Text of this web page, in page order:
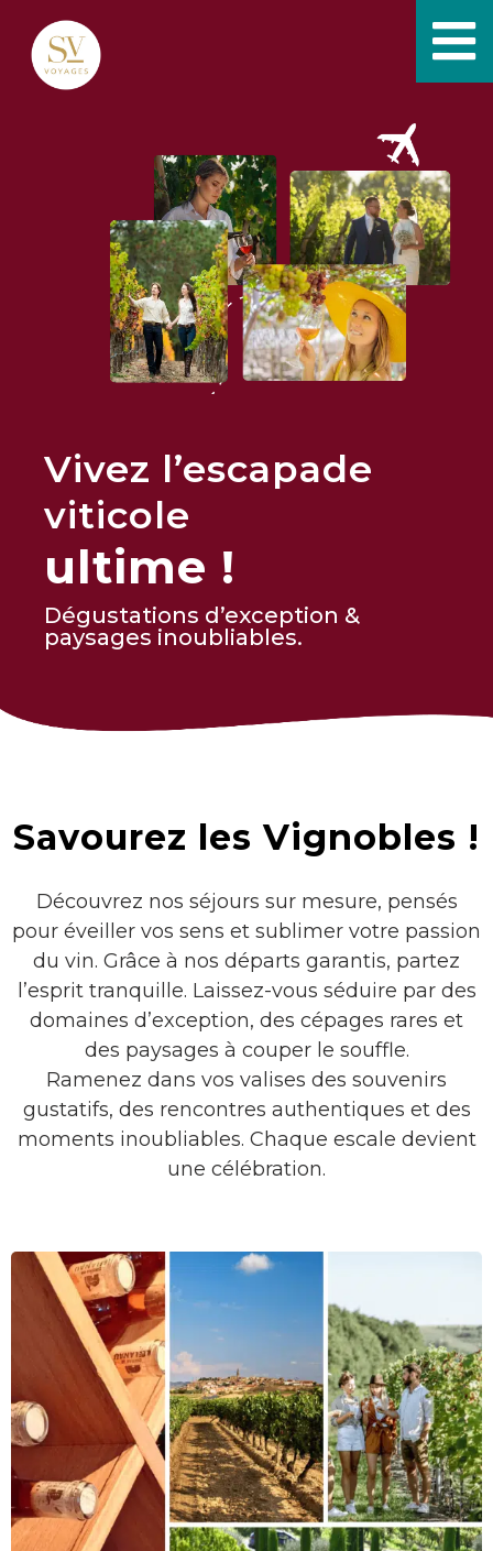
Vivez l’escapade
viticole
ultime !
Dégustations d’exception &
paysages inoubliables.
Savourez les Vignobles !
Découvrez nos séjours sur mesure, pensés
pour éveiller vos sens et sublimer votre passion
du vin. Grâce à nos départs garantis, partez
l’esprit tranquille. Laissez-vous séduire par des
domaines d’exception, des cépages rares et
des paysages à couper le souffle.
Ramenez dans vos valises des souvenirs
gustatifs, des rencontres authentiques et des
moments inoubliables. Chaque escale devient
une célébration.